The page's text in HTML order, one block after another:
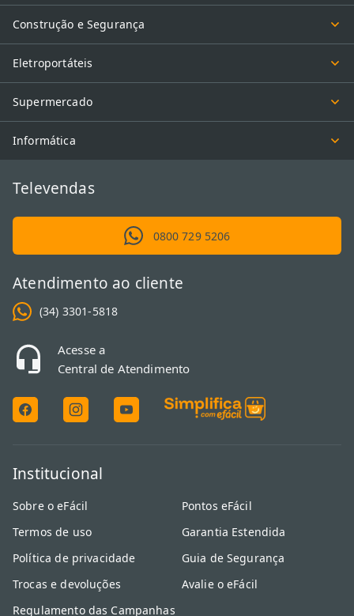
Construção e Segurança
Eletroportáteis
Supermercado
Informática
Televendas
0800 729 5206
Atendimento ao cliente
(34) 3301-5818
Acesse a
Central de Atendimento
Institucional
Sobre o eFácil
Termos de uso
Política de privacidade
Trocas e devoluções
Regulamento das Campanhas
Pontos eFácil
Garantia Estendida
Guia de Segurança
Avalie o eFácil